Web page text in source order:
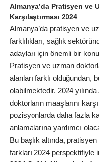
Almanya’da Pratisyen ve
Karşılaştırması 2024
Almanya’da pratisyen ve
farklılıkları, sağlık
adayları için önemli bir
Pratisyen ve uzman
alanları farklı olduğundan,
olabilmektedir. 2024
doktorların maaşlarını
pozisyonlarda daha fazla
anlamalarına yardımcı
Bu başlık altında,
farkları 2024 perspektifiyle